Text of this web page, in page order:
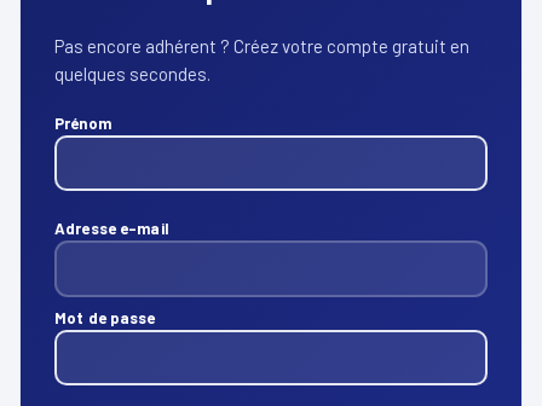
Pas encore adhérent ? Créez votre compte gratuit en
quelques secondes.
Prénom
Adresse e-mail
Mot de passe